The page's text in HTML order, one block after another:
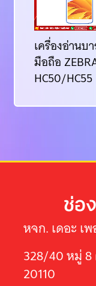
เครื่องอ่านบ
มือถือ
HC50/HC55
ช่อ
หจก. เดอะ เ
328/40 หมู่ 8
20110